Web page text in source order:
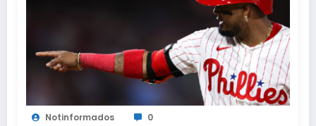
Notinformados 0